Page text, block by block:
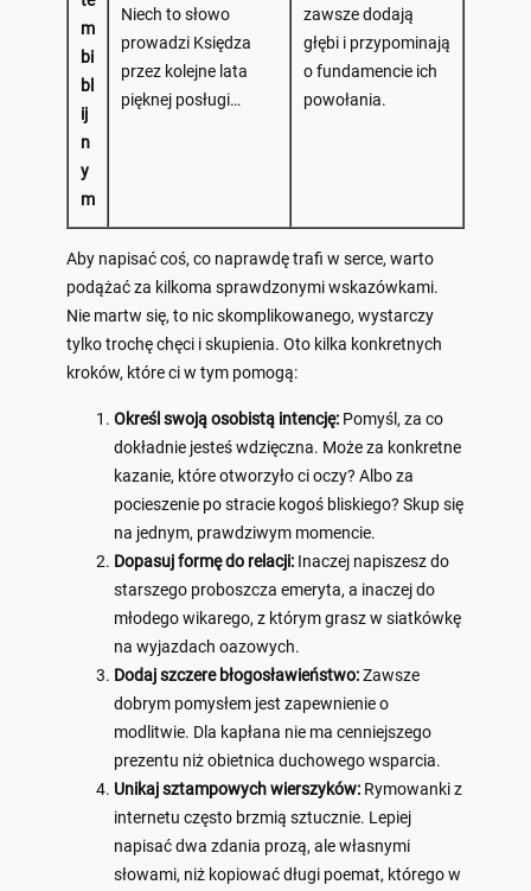
m
bi
bl
ij
n
y
m
Niech to słowo
prowadzi Księdza
przez kolejne lata
pięknej posługi…
zawsze dodają
głębi i przypominają
o fundamencie ich
powołania.
Aby napisać coś, co naprawdę trafi w serce, warto
podążać za kilkoma sprawdzonymi wskazówkami.
Nie martw się, to nic skomplikowanego, wystarczy
tylko trochę chęci i skupienia. Oto kilka konkretnych
kroków, które ci w tym pomogą:
Określ swoją osobistą intencję: Pomyśl, za co
dokładnie jesteś wdzięczna. Może za konkretne
kazanie, które otworzyło ci oczy? Albo za
pocieszenie po stracie kogoś bliskiego? Skup się
na jednym, prawdziwym momencie.
Dopasuj formę do relacji: Inaczej napiszesz do
starszego proboszcza emeryta, a inaczej do
młodego wikarego, z którym grasz w siatkówkę
na wyjazdach oazowych.
Dodaj szczere błogosławieństwo:Zawsze
dobrym pomysłem jest zapewnienie o
modlitwie. Dla kapłana nie ma cenniejszego
prezentu niż obietnica duchowego wsparcia.
Unikaj sztampowych wierszyków: Rymowanki z
internetu często brzmią sztucznie. Lepiej
napisać dwa zdania prozą, ale własnymi
słowami, niż kopiować długi poemat, którego w